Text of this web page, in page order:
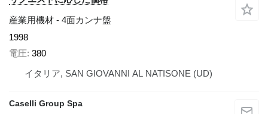
産業用機材 - 4面カンナ盤
1998
電圧 380
イタリア, SAN GIOVANNI AL NATISONE (UD)
Caselli Group Spa